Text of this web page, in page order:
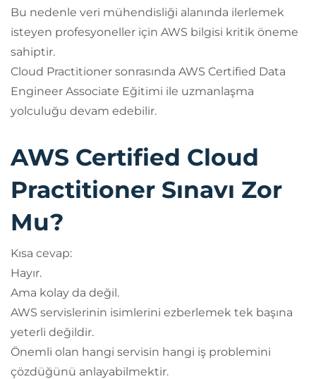
Bu nedenle veri mühendisliği alanında ilerlemek
isteyen profesyoneller için AWS bilgisi kritik öneme
sahiptir.
Cloud Practitioner sonrasında AWS Certified Data
Engineer Associate Eğitimi ile uzmanlaşma
yolculuğu devam edebilir.
AWS Certified Cloud
Practitioner Sınavı Zor
Mu?
Kısa cevap:
Hayır.
Ama kolay da değil.
AWS servislerinin isimlerini ezberlemek tek başına
yeterli değildir.
Önemli olan hangi servisin hangi iş problemini
çözdüğünü anlayabilmektir.